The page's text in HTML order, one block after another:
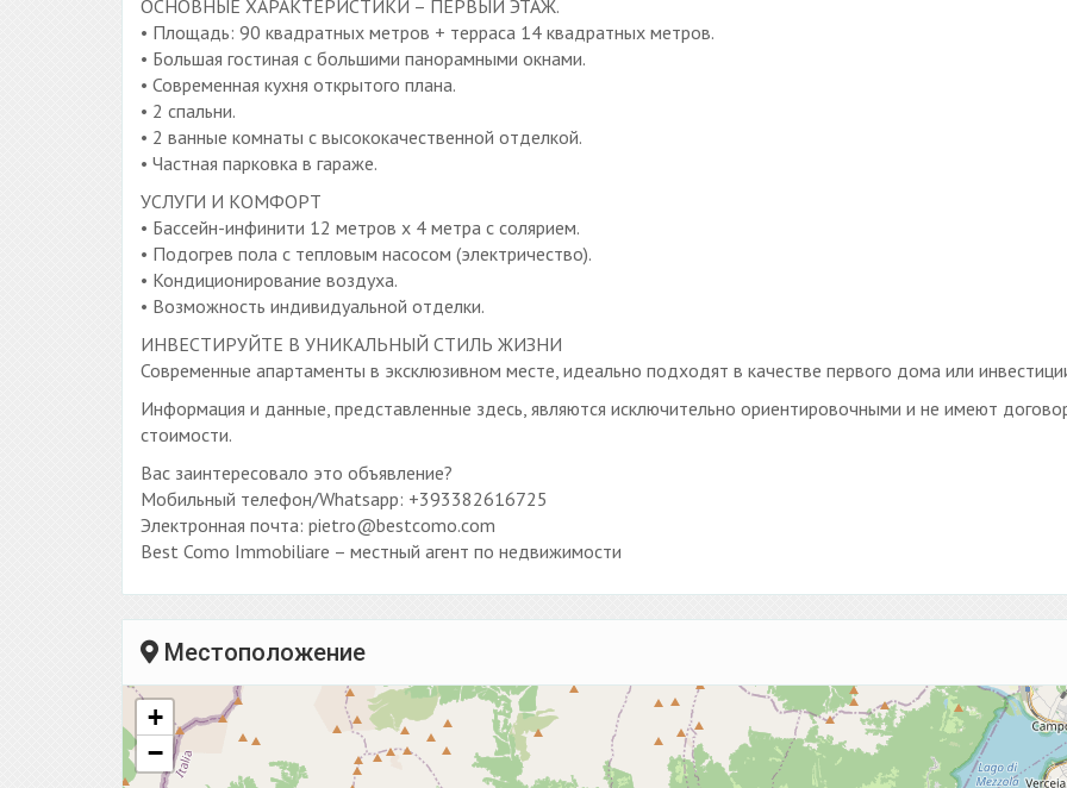
ОСНОВНЫЕ ХАРАКТЕРИСТИКИ – ПЕРВЫЙ ЭТАЖ.
• Площадь: 90 квадратных метров + терраса 14 квадратных метров.
• Большая гостиная с большими панорамными окнами.
• Современная кухня открытого плана.
• 2 спальни.
• 2 ванные комнаты с высококачественной отделкой.
• Частная парковка в гараже.
УСЛУГИ И КОМФОРТ
• Бассейн-инфинити 12 метров x 4 метра с солярием.
• Подогрев пола с тепловым насосом (электричество).
• Кондиционирование воздуха.
• Возможность индивидуальной отделки.
ИНВЕСТИРУЙТЕ В УНИКАЛЬНЫЙ СТИЛЬ ЖИЗНИ
Современные апартаменты в эксклюзивном месте, идеально подходят в качестве первого дома или
Информация и данные, представленные здесь, являются исключительно ориентировочными и не имеют
стоимости.
Вас заинтересовало это объявление?
Мобильный телефон/Whatsapp: +393382616725
Электронная почта: pietro@bestcomo.com
Best Como Immobiliare – местный агент по недвижимости
Местоположение
+
−